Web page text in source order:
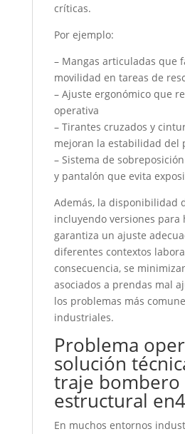
críticas.
Por ejemplo:
– Mangas articuladas que
movilidad en tareas de
– Ajuste ergonómico que
operativa
– Tirantes cruzados y
mejoran la estabilidad del
– Sistema de
y pantalón que evita
Además, la disponibilidad
incluyendo versiones para
garantiza un ajuste
diferentes contextos
consecuencia, se
asociados a prendas mal
los problemas más
industriales.
Problema
solución
traje bombero
estructural
En muchos entornos